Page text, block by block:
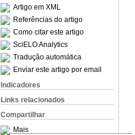
Artigo em XML
Referências do artigo
Como citar este artigo
SciELO Analytics
Tradução automática
Enviar este artigo por email
Indicadores
Links relacionados
Compartilhar
Mais